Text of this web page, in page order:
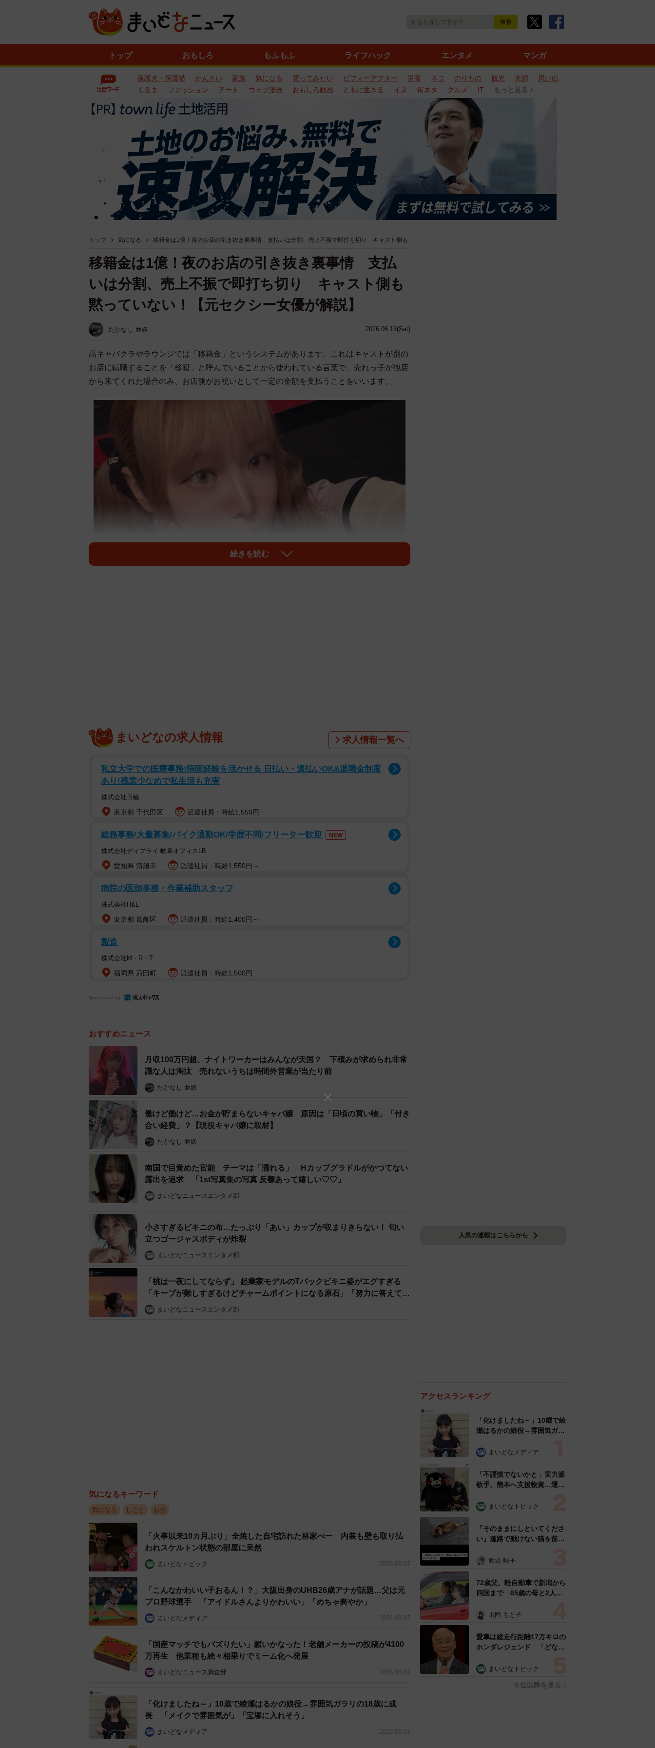
トップ おもしろ もふもふ ライフハック エンタメ マンガ
保護犬・保護猫 かんさい 家族 気になる 買ってみたい ビフォーアフター 災害 ネコ のりもの 観光 夫婦
思い出
くるま
ファッション アート ウェブ漫画 おもしろ動画 ともに生きる イヌ 街ネタ グルメ IT もっと見る
トップ 気になる 移籍金は1億！夜のお店の引き抜き裏事情 支払いは分割、売上不振で即打ち切り キャスト側も
2026.06.13(Sat)
移籍金は1億！夜のお店の引き抜き裏事情 支払
いは分割、売上不振で即打ち切り キャスト側も
黙っていない！【元セクシー女優が解説】
たかなし 亜妖
髙キャバクラやラウンジでは「移籍金」というシステムがあります。これはキャストが別の
お店に転職することを「移籍」と呼んでいることから使われている言葉で、売れっ子が他店
から来てくれた場合のみ、お店側がお祝いとして一定の金額を支払うことをいいます。
かつてはホストクラブ独自のシステムだったのですが、最近は一部の有名キャバクラでも導
入されているようです。近頃の最高金額は移籍金1億円で、日頃の稼ぎと移籍金だけで年収
しかし、相当な売れっ子でないと移籍金の提案さえされないのが現実。もっと言ってしまう
と途中打ち切りの話もあり、条件がかなり厳しいようです。
いう無言の圧力でもあります。そのため、高額の移籍金を提案されても、途中から売り上げ
が悪くなると打ち切られることも。
満額をもらうまでは安心できないのが、このシステムの罠なのです。また風俗業界でも、入
店祝い金と称したものはあるらしいのですが、ホストやキャバクラと同様に分割支払いが基
本なのだそうです。
続きを読む
まいどなの求人情報 求人情報一覧へ
私立大学での医療事務!病院経験を活かせる 日払い・週払いOK&退職金制度
あり!残業少なめで私生活も充実
株式会社日輪
東京都 千代田区 派遣社員：時給1,550円
総務事務/大量募集/バイク通勤OK/学歴不問/フリーター歓迎 NEW
株式会社ディプライ 岐阜オフィスLB
愛知県 清須市 派遣社員：時給1,550円～
病院の医師事務・作業補助スタッフ
株式会社H&L
東京都 葛飾区 派遣社員：時給1,400円～
製造
株式会社M・R・T
福岡県 苅田町 派遣社員：時給1,500円
Sponsored by
おすすめニュース
月収100万円超、ナイトワーカーはみんなが天国？ 下積みが求められ非常
識な人は淘汰 売れないうちは時間外営業が当たり前
たかなし 亜妖
働けど働けど…お金が貯まらないキャバ嬢 原因は「日頃の買い物」「付き
合い経費」？【現役キャバ嬢に取材】
たかなし 亜妖
南国で目覚めた官能 テーマは「濡れる」 Hカップグラドルがかつてない
露出を追求 「1st写真集の写真 反響あって嬉しい♡♡」
まいどなニュースエンタメ部
小さすぎるビキニの布…たっぷり「あい」カップが収まりきらない！ 匂い
立つゴージャスボディが炸裂
まいどなニュースエンタメ部
「桃は一夜にしてならず」 起業家モデルのTバックビキニ姿がエグすぎる
「キープが難しすぎるけどチャームポイントになる原石」「努力に答えてく
れやすい部位」 “美尻理論”にファン納得
まいどなニュースエンタメ部
気になるキーワード
気になる しごと お金
「火事以来10カ月ぶり」全焼した自宅訪れた林家ぺー 内装も壁も取り払
われスケルトン状態の部屋に呆然
まいどなトピック 2026.08.07
「こんなかわいい子おるん！？」大阪出身のUHB26歳アナが話題…父は元
プロ野球選手 「アイドルさんよりかわいい」「めちゃ爽やか」
まいどなメディア 2026.08.07
「国産マッチでもバズりたい」願いかなった！老舗メーカーの投稿が4100
万再生 他業種も続々相乗りでミーム化へ発展
まいどなニュース調査部 2026.08.07
「化けましたね～」10歳で綾瀬はるかの娘役→雰囲気ガラリの18歳に成
長 「メイクで雰囲気が」「宝塚に入れそう」
まいどなメディア 2026.08.07
人気の連載はこちらから
アクセスランキング
「化けましたね～」10歳で綾
瀬はるかの娘役→雰囲気ガラ
雰囲気が」「宝塚に入れそ
まいどなメディア
「不謹慎でないかと」実力派
歌手、熊本へ支援物資…運搬
めらい 「痛いほど伝わる」
まいどなトピック
「そのままにしといてくださ
い」道路で動けない猫を前に
ようとした4日間 「命の重
表の訴え
渡辺 晴子
72歳父、軽自動車で新潟から
四国まで 65歳の母と2人で
憩まで分刻み… 「大学生で
山岡 もと子
愛車は総走行距離17万キロの
ホンダレジェンド 「どなた
所漫才師が譲渡の意向
まいどなトピック
６位以降を見る